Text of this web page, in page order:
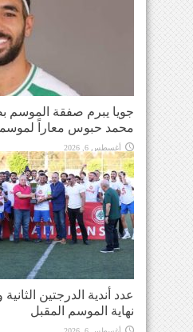
جويا يبرم صفقة الموسم
محمد حبوس معاراً
أغسطس 6, 2026
عدد أندية الدرجتين
نهاية الموسم المقبل